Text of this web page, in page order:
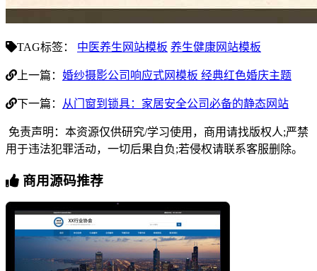
TAG标签： 中医养生网站模板 养生健康网站模板
上一篇： 婚纱摄影公司响应式网模板 经典红色婚庆主题
下一篇： 从门窗到锁具：家居安全公司必备的静态网站
免责声明：本资源仅供研究/学习使用，商用请找版权人;严禁
用于违法犯罪活动，一切后果自负;若侵权请联系客服删除。
商用源码推荐